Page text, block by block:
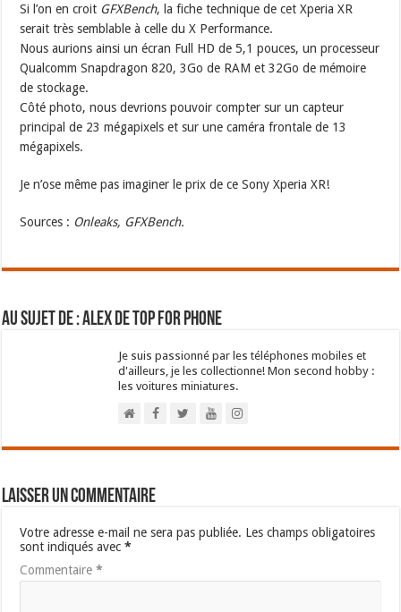
Si l’on en croit GFXBench, la fiche technique de cet Xperia XR
serait très semblable à celle du X Performance.
Nous aurions ainsi un écran Full HD de 5,1 pouces, un processeur
Qualcomm Snapdragon 820, 3Go de RAM et 32Go de mémoire
de stockage.
Côté photo, nous devrions pouvoir compter sur un capteur
principal de 23 mégapixels et sur une caméra frontale de 13
mégapixels.
Je n’ose même pas imaginer le prix de ce Sony Xperia XR!
Sources : Onleaks, GFXBench.
Au sujet de : Alex de Top For Phone
Je suis passionné par les téléphones mobiles et
d'ailleurs, je les collectionne! Mon second hobby :
les voitures miniatures.
Laisser un commentaire
Votre adresse e-mail ne sera pas publiée. Les champs obligatoires
sont indiqués avec*
Commentaire*